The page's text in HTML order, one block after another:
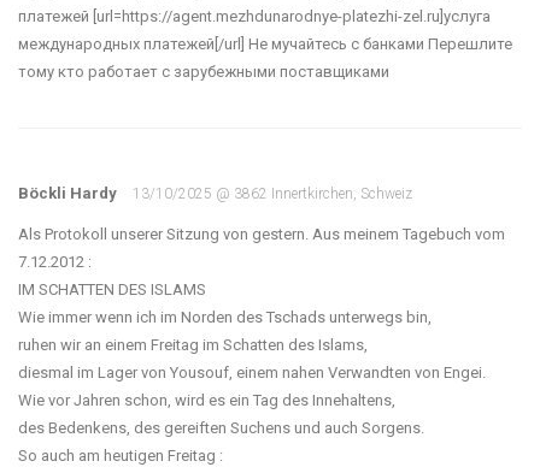
платежей [url=https://agent.mezhdunarodnye-platezhi-zel.ru]услуга
международных платежей[/url] Не мучайтесь с банками Перешлите
тому кто работает с зарубежными поставщиками
Böckli Hardy 13/10/2025 @ 3862 Innertkirchen, Schweiz
Als Protokoll unserer Sitzung von gestern. Aus meinem Tagebuch vom
7.12.2012 :
IM SCHATTEN DES ISLAMS
Wie immer wenn ich im Norden des Tschads unterwegs bin,
ruhen wir an einem Freitag im Schatten des Islams,
diesmal im Lager von Yousouf, einem nahen Verwandten von Engei.
Wie vor Jahren schon, wird es ein Tag des Innehaltens,
des Bedenkens, des gereiften Suchens und auch Sorgens.
So auch am heutigen Freitag :